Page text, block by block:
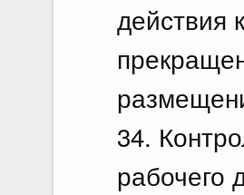
действия
34.
рабочего